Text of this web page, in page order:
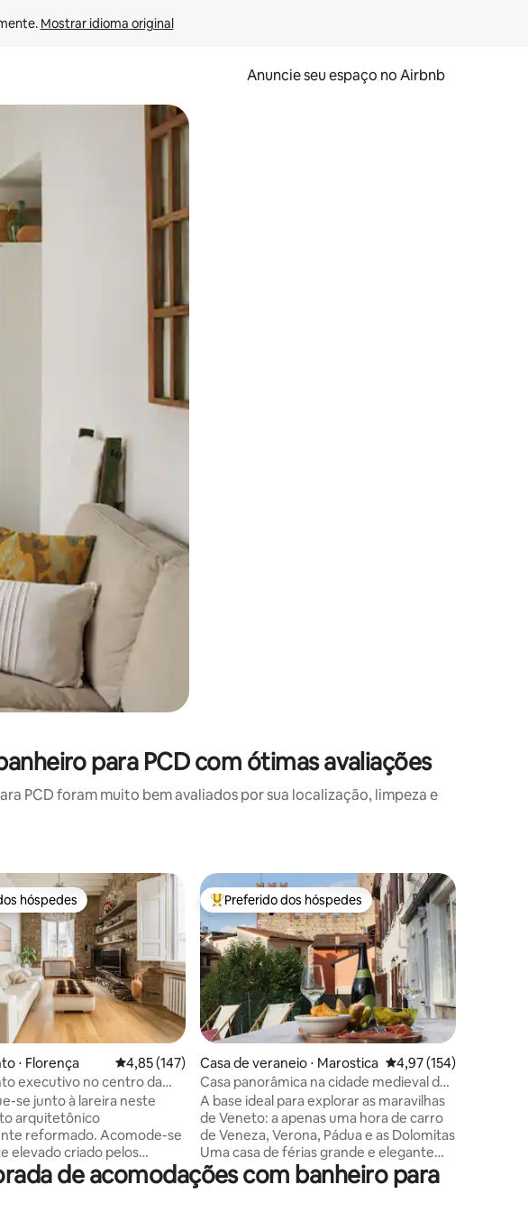
Mostrar idioma original
Anuncie seu espaço no Airbnb
ou tocando e deslizando o dedo na tela.
para PCD com ótimas avaliações
PCD foram muito bem avaliados por sua localização, limpeza e
de 5, 571 avaliações
hóspedes
hóspedes
⋅ Florença 4,85 de uma avaliação média de 5, 147 avaliações
4,85 (147)
executivo no centro da
se junto à lareira neste
arquitetônico
reformado. Acomode-se
elevado criado pelos
Inspire-se com os
expostos, pisos de madeira,
e vistas incríveis. O
Entre os melhores preferidos dos hóspedes
Preferido dos hóspedes
Casa de veraneio ⋅ Marostica 4,97 de uma avaliação
4,97 (154)
Casa panorâmica na cidade medieval de
Marostica
A base ideal para explorar as maravilhas
de Veneto: a apenas uma hora de carro
de Veneza, Verona, Pádua e as Dolomitas
Uma casa de férias grande e elegante
para recarregar as baterias e desfrutar
das vistas panorâmicas do castelo de
de acomodações com banheiro para